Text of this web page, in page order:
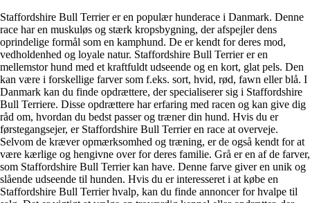
Staffordshire Bull Terrier er en populær hunderace i Danmark. Denne
race har en muskuløs og stærk kropsbygning, der afspejler dens
oprindelige formål som en kamphund. De er kendt for deres mod,
vedholdenhed og loyale natur. Staffordshire Bull Terrier er en
mellemstor hund med et kraftfuldt udseende og en kort, glat pels. Den
kan være i forskellige farver som f.eks. sort, hvid, rød, fawn eller blå. I
Danmark kan du finde opdrættere, der specialiserer sig i Staffordshire
Bull Terriere. Disse opdrættere har erfaring med racen og kan give dig
råd om, hvordan du bedst passer og træner din hund. Hvis du er
førstegangsejer, er Staffordshire Bull Terrier en race at overveje.
Selvom de kræver opmærksomhed og træning, er de også kendt for at
være kærlige og hengivne over for deres familie. Grå er en af ​​de farver,
som Staffordshire Bull Terrier kan have. Denne farve giver en unik og
slående udseende til hunden. Hvis du er interesseret i at købe en
Staffordshire Bull Terrier hvalp, kan du finde annoncer for hvalpe til